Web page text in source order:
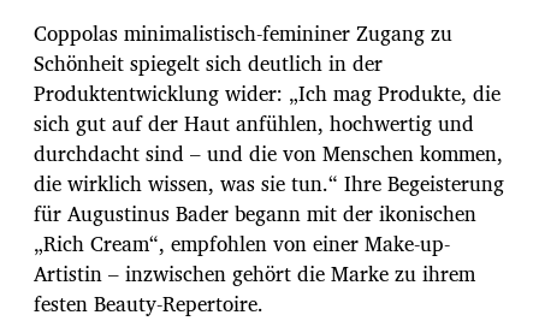
Coppolas minimalistisch-femininer Zugang zu
Schönheit spiegelt sich deutlich in der
Produktentwicklung wider: „Ich mag Produkte, die
sich gut auf der Haut anfühlen, hochwertig und
durchdacht sind – und die von Menschen kommen,
die wirklich wissen, was sie tun.“ Ihre Begeisterung
für Augustinus Bader begann mit der ikonischen
„Rich Cream“, empfohlen von einer Make-up-
Artistin – inzwischen gehört die Marke zu ihrem
festen Beauty-Repertoire.